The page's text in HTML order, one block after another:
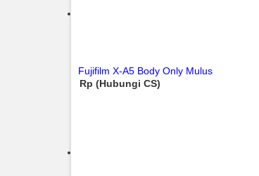
Fujifilm X-A5 Body Only Mulus
Rp (Hubungi CS)